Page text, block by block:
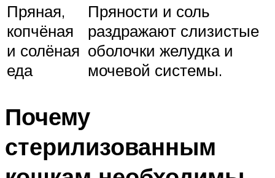
Пряная,
копчёная
и солёная
еда
Пряности и соль
раздражают слизистые
оболочки желудка и
мочевой системы.
Почему
стерилизованным